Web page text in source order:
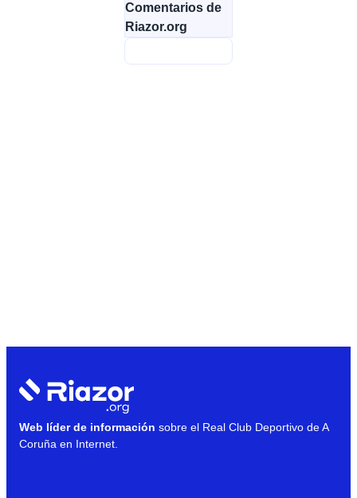
Comentarios de
Riazor.org
Web líder de información sobre el Real Club Deportivo de A
Coruña en Internet.